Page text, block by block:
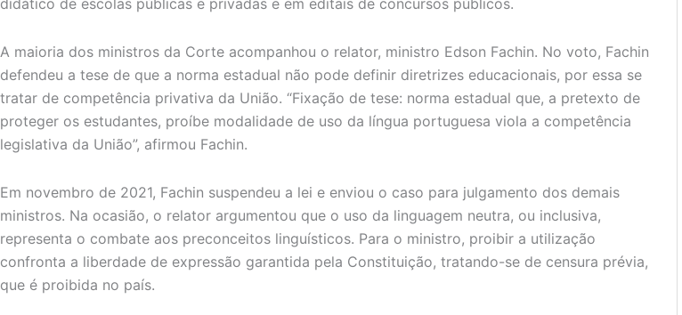
didático de escolas públicas e privadas e em editais de concursos públicos.
A maioria dos ministros da Corte acompanhou o relator, ministro Edson Fachin. No voto, Fachin
defendeu a tese de que a norma estadual não pode definir diretrizes educacionais, por essa se
tratar de competência privativa da União. “Fixação de tese: norma estadual que, a pretexto de
proteger os estudantes, proíbe modalidade de uso da língua portuguesa viola a competência
legislativa da União”, afirmou Fachin.
Em novembro de 2021, Fachin suspendeu a lei e enviou o caso para julgamento dos demais
ministros. Na ocasião, o relator argumentou que o uso da linguagem neutra, ou inclusiva,
representa o combate aos preconceitos linguísticos. Para o ministro, proibir a utilização
confronta a liberdade de expressão garantida pela Constituição, tratando-se de censura prévia,
que é proibida no país.